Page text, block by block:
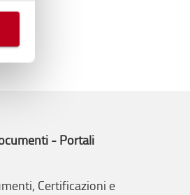
- Portali
Certificazioni e